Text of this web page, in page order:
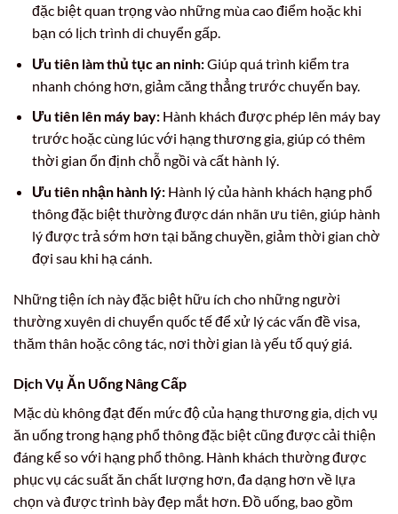
đặc biệt quan trọng vào những mùa cao điểm hoặc khi
bạn có lịch trình di chuyển gấp.
Ưu tiên làm thủ tục an ninh:Giúp quá trình kiểm tra
nhanh chóng hơn, giảm căng thẳng trước chuyến bay.
Ưu tiên lên máy bay:Hành khách được phép lên máy bay
trước hoặc cùng lúc với hạng thương gia, giúp có thêm
thời gian ổn định chỗ ngồi và cất hành lý.
Ưu tiên nhận hành lý:Hành lý của hành khách hạng phổ
thông đặc biệt thường được dán nhãn ưu tiên, giúp hành
lý được trả sớm hơn tại băng chuyền, giảm thời gian chờ
đợi sau khi hạ cánh.
Những tiện ích này đặc biệt hữu ích cho những người
thường xuyên di chuyển quốc tế để xử lý các vấn đề visa,
thăm thân hoặc công tác, nơi thời gian là yếu tố quý giá.
Dịch Vụ Ăn Uống Nâng Cấp
Mặc dù không đạt đến mức độ của hạng thương gia, dịch vụ
ăn uống trong hạng phổ thông đặc biệt cũng được cải thiện
đáng kể so với hạng phổ thông. Hành khách thường được
phục vụ các suất ăn chất lượng hơn, đa dạng hơn về lựa
chọn và được trình bày đẹp mắt hơn. Đồ uống, bao gồm